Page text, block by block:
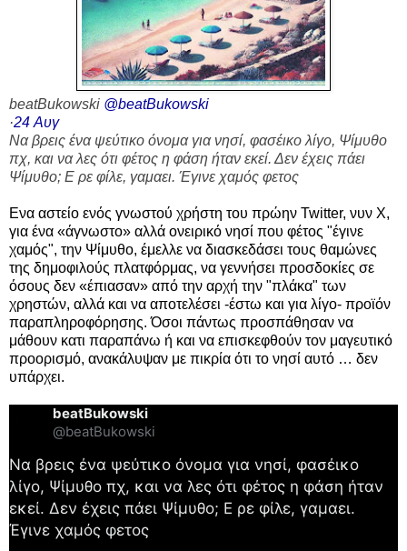
beatBukowski @beatBukowski
·24 Αυγ
Να βρεις ένα ψεύτικο όνομα για νησί, φασέικο λίγο, Ψίμυθο
πχ, και να λες ότι φέτος η φάση ήταν εκεί. Δεν έχεις πάει
Ψίμυθο; Ε ρε φίλε, γαμαει. Έγινε χαμός φετος
Ενα αστείο ενός γνωστού χρήστη του πρώην Twitter, νυν Χ,
για ένα «άγνωστο» αλλά ονειρικό νησί που φέτος "έγινε
χαμός", την Ψίμυθο, έμελλε να διασκεδάσει τους θαμώνες
της δημοφιλούς πλατφόρμας, να γεννήσει προσδοκίες σε
όσους δεν «έπιασαν» από την αρχή την "πλάκα" των
χρηστών, αλλά και να αποτελέσει -έστω και για λίγο- προϊόν
παραπληροφόρησης. Όσοι πάντως προσπάθησαν να
μάθουν κατι παραπάνω ή και να επισκεφθούν τον μαγευτικό
προορισμό, ανακάλυψαν με πικρία ότι το νησί αυτό … δεν
υπάρχει.
beatBukowski
@beatBukowski
Να βρεις ένα ψεύτικο όνομα για νησί, φασέικο
λίγο, Ψίμυθο πχ, και να λες ότι φέτος η φάση ήταν
εκεί. Δεν έχεις πάει Ψίμυθο; Ε ρε φίλε, γαμαει.
Έγινε χαμός φετος